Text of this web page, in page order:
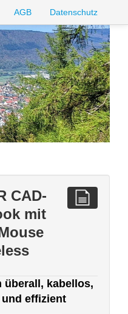
AGB Datenschutz
CAD-
mit
überall, kabellos,
effizient